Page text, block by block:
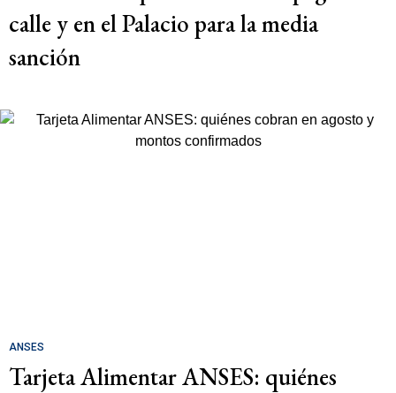
calle y en el Palacio para la media
sanción
ANSES
Tarjeta Alimentar ANSES: quiénes